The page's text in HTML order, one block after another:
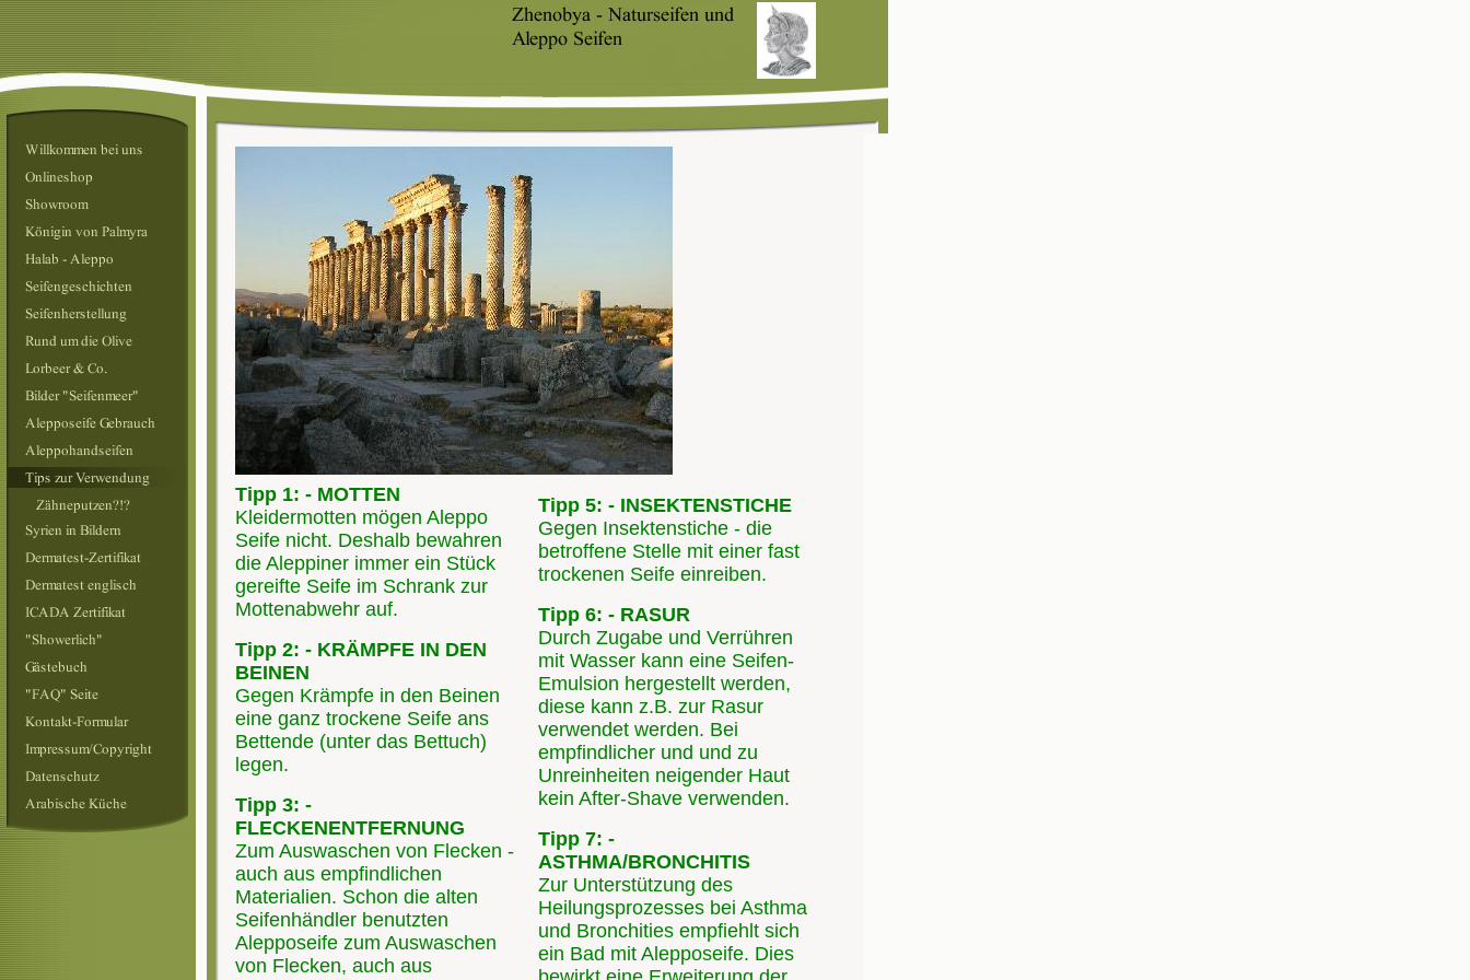
Tipp 1: - MOTTEN
Kleidermotten mögen Aleppo
Seife nicht. Deshalb bewahren
die Aleppiner immer ein Stück
gereifte Seife im Schrank zur
Mottenabwehr auf.
Tipp 2: - KRÄMPFE IN DEN
BEINEN
Gegen Krämpfe in den Beinen
eine ganz trockene Seife ans
Bettende (unter das Bettuch)
legen.
Tipp 3: -
FLECKENENTFERNUNG
Zum Auswaschen von Flecken -
auch aus empfindlichen
Materialien. Schon die alten
Seifenhändler benutzten
Alepposeife zum Auswaschen
von Flecken, auch aus
Tipp 5: - INSEKTENSTICHE
Gegen Insektenstiche - die
betroffene Stelle mit einer fast
trockenen Seife einreiben.
Tipp 6: - RASUR
Durch Zugabe und Verrühren
mit Wasser kann eine Seifen-
Emulsion hergestellt werden,
diese kann z.B. zur Rasur
verwendet werden. Bei
empfindlicher und und zu
Unreinheiten neigender Haut
kein After-Shave verwenden.
Tipp 7: -
ASTHMA/BRONCHITIS
Zur Unterstützung des
Heilungsprozesses bei Asthma
und Bronchities empfiehlt sich
ein Bad mit Alepposeife. Dies